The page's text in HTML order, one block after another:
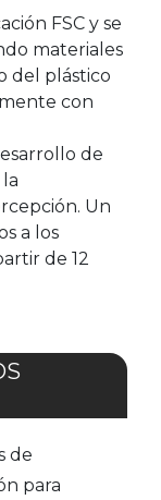
FSC y se
materiales
del plástico
con
de
Un
a los
de 12
de
para